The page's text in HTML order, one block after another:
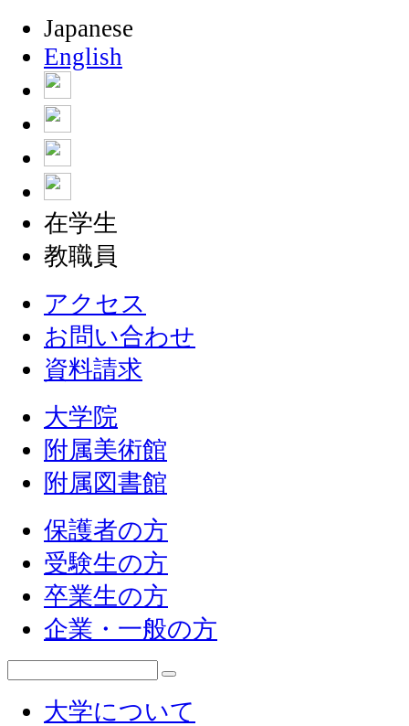
Japanese
English
在学生
教職員
アクセス
お問い合わせ
資料請求
大学院
附属美術館
附属図書館
保護者の方
受験生の方
卒業生の方
企業・一般の方
大学について